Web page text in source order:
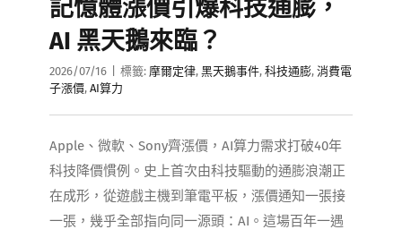
記憶體漲價引爆科技通膨，
AI 黑天鵝來臨？
2026/07/16 標籤: 摩爾定律, 黑天鵝事件, 科技通膨, 消費電
子漲價, AI算力
Apple、微軟、Sony齊漲價，AI算力需求打破40年
科技降價慣例。史上首次由科技驅動的通膨浪潮正
在成形，從遊戲主機到筆電平板，漲價通知一張接
一張，幾乎全部指向同一源頭：AI。這場百年一遇